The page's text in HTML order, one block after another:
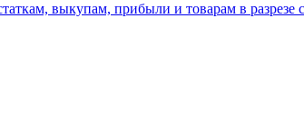
выкупам, прибыли и товарам в разрезе